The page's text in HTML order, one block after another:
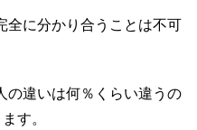
全に分かり合うことは不可
の違いは何％くらい違うの
す。